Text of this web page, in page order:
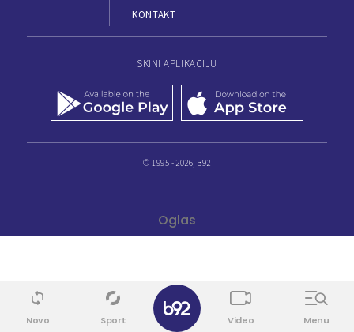
KONTAKT
SKINI APLIKACIJU
© 1995 - 2026, B92
Novo Sport Video Menu
✕